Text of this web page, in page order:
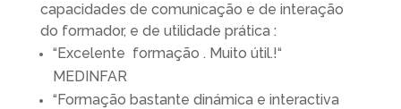
capacidades de comunicação e de interação
do formador, e de utilidade prática :
“Excelente formação . Muito útil.!“
MEDINFAR
“Formação bastante dinámica e interactiva